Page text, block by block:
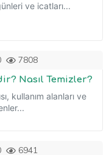
ve icatları...
7808
Nasıl Temizler?
kullanım alanları ve
6941